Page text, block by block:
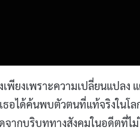
พียงเพราะความเปลี่ยนแปลง
ธอได้ค้นพบตัวตนที่แท้จริงในโล
จากบริบททางสังคมในอดีตที่ไม่